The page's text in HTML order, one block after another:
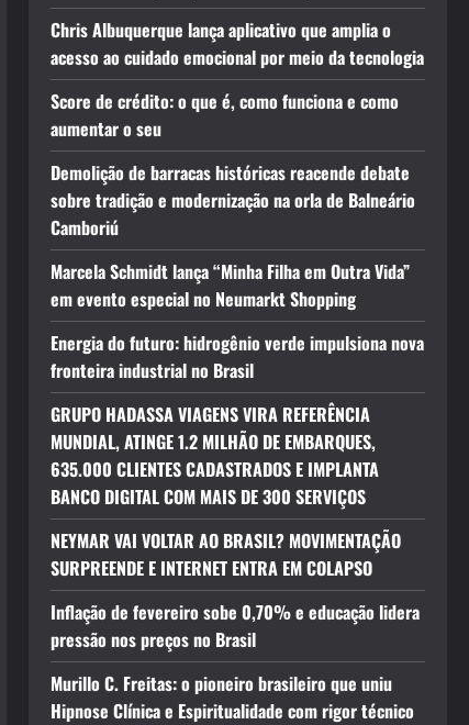
Chris Albuquerque lança aplicativo que amplia o
acesso ao cuidado emocional por meio da tecnologia
Score de crédito: o que é, como funciona e como
aumentar o seu
Demolição de barracas históricas reacende debate
sobre tradição e modernização na orla de Balneário
Camboriú
Marcela Schmidt lança “Minha Filha em Outra Vida”
em evento especial no Neumarkt Shopping
Energia do futuro: hidrogênio verde impulsiona nova
fronteira industrial no Brasil
GRUPO HADASSA VIAGENS VIRA REFERÊNCIA
MUNDIAL, ATINGE 1.2 MILHÃO DE EMBARQUES,
635.000 CLIENTES CADASTRADOS E IMPLANTA
BANCO DIGITAL COM MAIS DE 300 SERVIÇOS
NEYMAR VAI VOLTAR AO BRASIL? MOVIMENTAÇÃO
SURPREENDE E INTERNET ENTRA EM COLAPSO
Inflação de fevereiro sobe 0,70% e educação lidera
pressão nos preços no Brasil
Murillo C. Freitas: o pioneiro brasileiro que uniu
Hipnose Clínica e Espiritualidade com rigor técnico